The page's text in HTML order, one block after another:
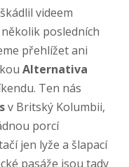
videem
posledních
přehlížet ani
Alternativa
Ten nás
v Britský Kolumbii,
porcí
jen lyže a šlapací
pasáže jsou tady